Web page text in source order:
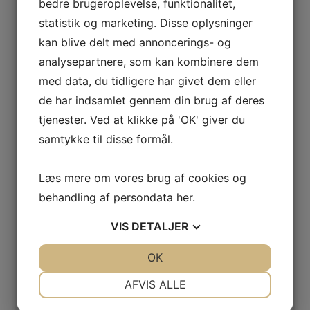
bedre brugeroplevelse, funktionalitet,
statistik og marketing. Disse oplysninger
kan blive delt med annoncerings- og
analysepartnere, som kan kombinere dem
med data, du tidligere har givet dem eller
de har indsamlet gennem din brug af deres
tjenester. Ved at klikke på 'OK' giver du
samtykke til disse formål.
Læs mere om vores brug af cookies og
behandling af persondata her.
VIS DETALJER
AFVIS ALLE
OK